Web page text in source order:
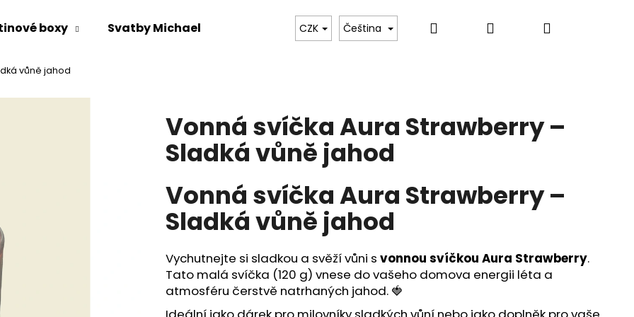
boxy Svatby Michael Zážitky na míru Tulipány Dara Květinové kurzy – Umění
CZK Čeština Hledat PřihlášeníNákupní
vůně jahod
Vonná svíčka Aura Strawberry –
Sladká vůně jahod
Vonná svíčka Aura Strawberry –
Sladká vůně jahod
Vychutnejte si sladkou a svěží vůni s vonnou svíčkou Aura Strawberry.
Tato malá svíčka (120 g) vnese do vašeho domova energii léta a
atmosféru čerstvě natrhaných jahod. 🍓
Co potřebujete najít?
HLEDAT